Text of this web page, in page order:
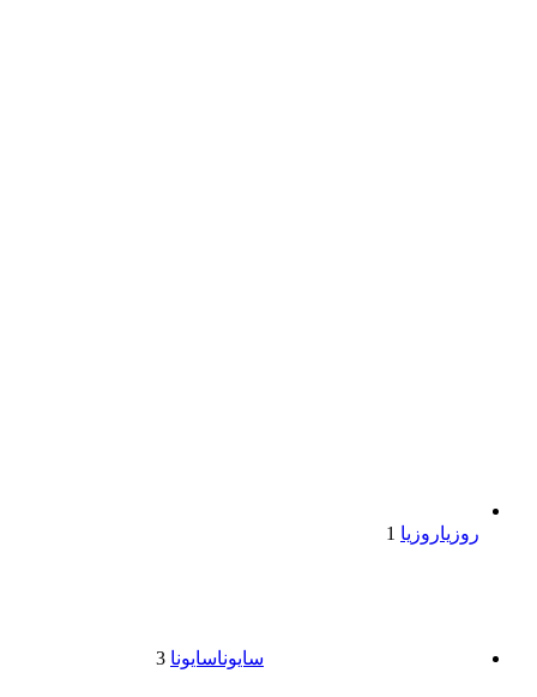
روزیاروزیا 1
سایوناسایونا 3